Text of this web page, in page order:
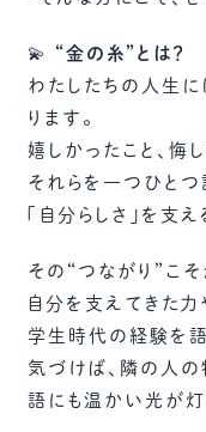
💫 “金の糸”とは？
わたしたちの人生
ります。
嬉しかったこと、悔
それらを一つひとつ
「自分らしさ」を支
その“つながり”こそ
自分を支えてきた
学生時代の経験を語
気づけば、隣の人
語にも温かい光が灯